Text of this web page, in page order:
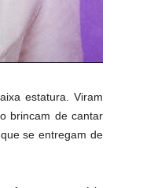
estatura. Viram
brincam de cantar
se entregam de